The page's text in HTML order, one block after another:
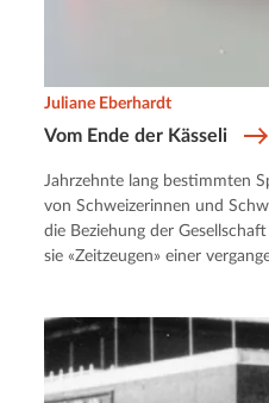
Vom Ende der Kässeli
Juliane Eberhardt
Jahrzehnte lang bestimmten
von Schweizerinnen und
die Beziehung der
sie «Zeitzeugen» einer